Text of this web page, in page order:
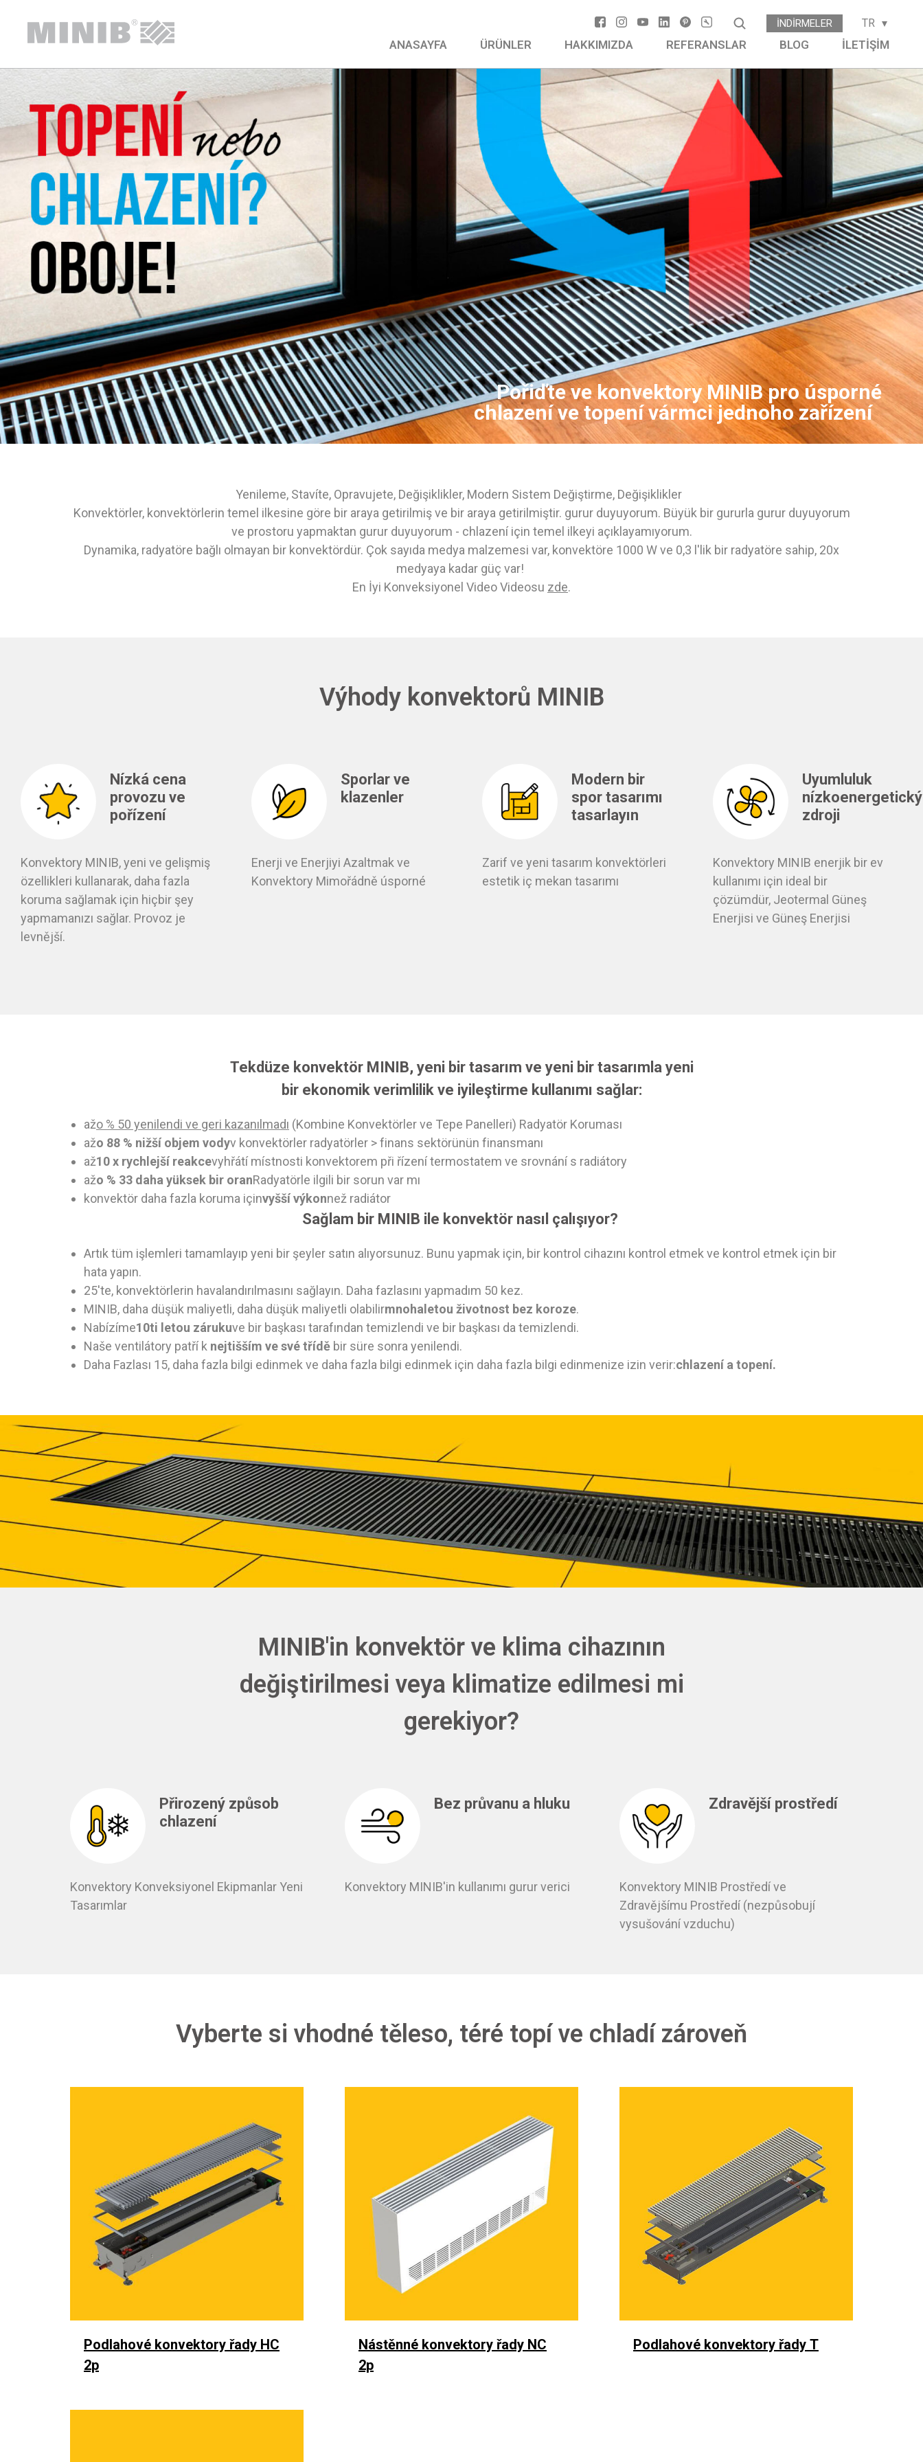
ANASAYFA ÜRÜNLER HAKKIMIZDA REFERANSLAR BLOG İLETIŞIM
İNDIRMELER TR
Pořiďte ve konvektory MINIB pro úsporné
chlazení ve topení vármci jednoho zařízení
Yenileme, Stavíte, Opravujete, Değişiklikler, Modern Sistem Değiştirme, Değişiklikler
Konvektörler, konvektörlerin temel ilkesine göre bir araya getirilmiş ve bir araya getirilmiştir. gurur duyuyorum. Büyük bir gururla gurur duyuyorum
ve prostoru yapmaktan gurur duyuyorum - chlazení için temel ilkeyi açıklayamıyorum.
Dynamika, radyatöre bağlı olmayan bir konvektördür. Çok sayıda medya malzemesi var, konvektöre 1000 W ve 0,3 l'lik bir radyatöre sahip, 20x
medyaya kadar güç var!
En İyi Konveksiyonel Video Videosu zde.
Výhody konvektorů MINIB
Nízká cena
provozu ve
pořízení
Konvektory MINIB, yeni ve gelişmiş
özellikleri kullanarak, daha fazla
koruma sağlamak için hiçbir şey
yapmamanızı sağlar. Provoz je
levnější.
Sporlar ve
klazenler
Enerji ve Enerjiyi Azaltmak ve
Konvektory Mimořádně úsporné
Modern bir
spor tasarımı
tasarlayın
Zarif ve yeni tasarım konvektörleri
estetik iç mekan tasarımı
Uyumluluk
zdroji
Konvektory MINIB enerjik bir ev
kullanımı için ideal bir
çözümdür, Jeotermal Güneş
Enerjisi ve Güneş Enerjisi
Tekdüze konvektör MINIB, yeni bir tasarım ve yeni bir tasarımla yeni
bir ekonomik verimlilik ve iyileştirme kullanımı sağlar:
ažo % 50 yenilendi ve geri kazanılmadı (Kombine Konvektörler ve Tepe Panelleri) Radyatör Koruması
ažo 88 % nižší objem vodyv konvektörler radyatörler > finans sektörünün finansmanı
až10 x rychlejší reakcevyhřátí místnosti konvektorem při řízení termostatem ve srovnání s radiátory
ažo % 33 daha yüksek bir oranRadyatörle ilgili bir sorun var mı
konvektör daha fazla koruma içinvyšší výkonnež radiátor
Sağlam bir MINIB ile konvektör nasıl çalışıyor?
Artık tüm işlemleri tamamlayıp yeni bir şeyler satın alıyorsunuz. Bunu yapmak için, bir kontrol cihazını kontrol etmek ve kontrol etmek için bir
hata yapın.
25'te, konvektörlerin havalandırılmasını sağlayın. Daha fazlasını yapmadım 50 kez.
MINIB, daha düşük maliyetli, daha düşük maliyetli olabilirmnohaletou životnost bez koroze.
Nabízíme10ti letou zárukuve bir başkası tarafından temizlendi ve bir başkası da temizlendi.
Naše ventilátory patří k nejtišším ve své třídě bir süre sonra yenilendi.
Daha Fazlası 15, daha fazla bilgi edinmek ve daha fazla bilgi edinmek için daha fazla bilgi edinmenize izin verir:chlazení a topení.
MINIB'in konvektör ve klima cihazının
değiştirilmesi veya klimatize edilmesi mi
gerekiyor?
Přirozený způsob
chlazení
Konvektory Konveksiyonel Ekipmanlar Yeni
Tasarımlar
Bez průvanu a hluku
Konvektory MINIB'in kullanımı gurur verici
Zdravější prostředí
Konvektory MINIB Prostředí ve
Zdravějšímu Prostředí (nezpůsobují
vysušování vzduchu)
Vyberte si vhodné těleso, téré topí ve chladí zároveň
Podlahové konvektory řady HC
2p
Nástěnné konvektory řady NC
2p
Podlahové konvektory řady T